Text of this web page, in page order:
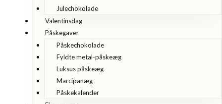
Julechokolade
Valentinsdag
Påskegaver
Påskechokolade
Fyldte metal-påskeæg
Luksus påskeæg
Marcipanæg
Påskekalender